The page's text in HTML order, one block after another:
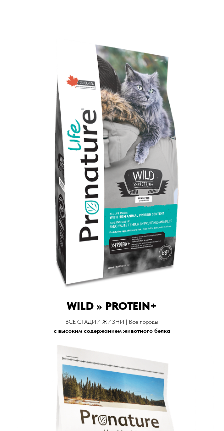
WILD >> PROTEIN+
ВСЕ СТАДИИ ЖИЗНИ | Все породы
с высоким содержанием животного белка